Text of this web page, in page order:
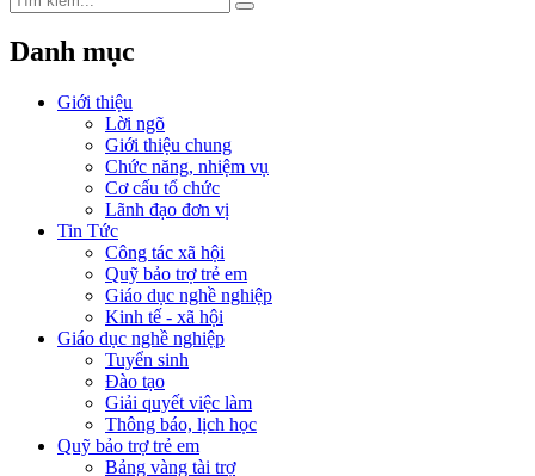
Danh mục
Giới thiệu
Lời ngõ
Giới thiệu chung
Chức năng, nhiệm vụ
Cơ cấu tổ chức
Lãnh đạo đơn vị
Tin Tức
Công tác xã hội
Quỹ bảo trợ trẻ em
Giáo dục nghề nghiệp
Kinh tế - xã hội
Giáo dục nghề nghiệp
Tuyển sinh
Đào tạo
Giải quyết việc làm
Thông báo, lịch học
Quỹ bảo trợ trẻ em
Bảng vàng tài trợ